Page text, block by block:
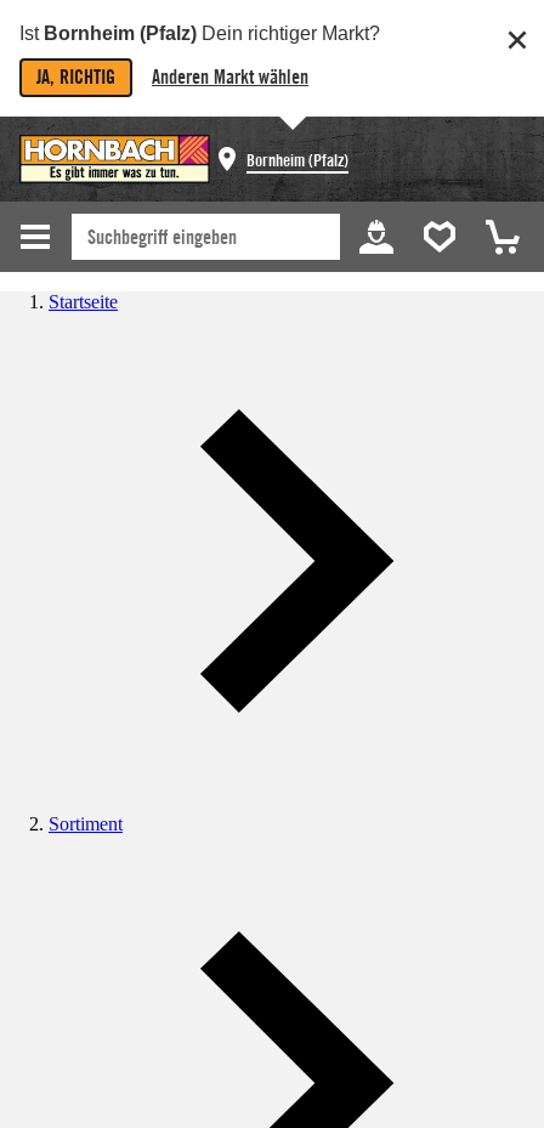
Ist Bornheim (Pfalz) Dein richtiger Markt?
JA, RICHTIG Anderen Markt wählen
Bornheim (Pfalz)
Startseite
Sortiment